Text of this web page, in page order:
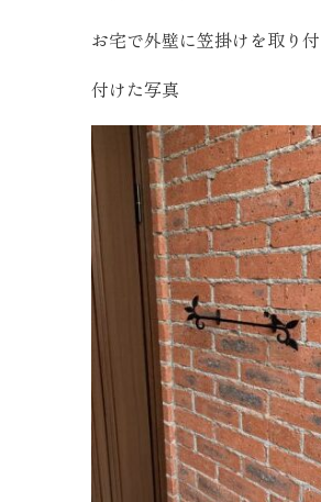
イベント情報
ホームについて
スタッフ紹介
自社大工集団「名匠会」
ホームオーナー様が集う会『100TOMO
スタッフブログ
お宅で外壁に笠掛けを取り
付けた写真